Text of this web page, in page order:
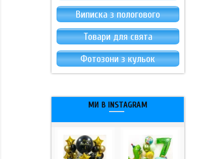
Виписка з пологового
Товари для свята
Фотозони з кульок
МИ В INSTAGRAM